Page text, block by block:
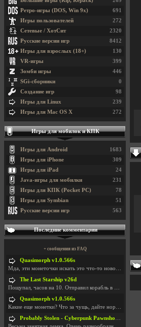
691
Ретро-игры (DOS, Win 9x)
272
Игры пользователей
2320
Сетевые / ХотСит
8412
Русские версии игр
130
Игры для взрослых (18+)
399
VR-игры
446
Зомби игры
0
SGi-сборники
98
Создание игр
239
Игры для Linux
272
Игры для Mac OS X
Игры для мобилок и КПК
1683
Игры для Android
309
Игры для iPhone
24
Игры для iPad
231
Java-игры для мобилки
78
Игры для КПК (Pocket PC)
51
Игры для Symbian
563
Русские версии игр
Последние комментарии
+ сообщения из FAQ
Quasimorph v1.0.566s
Мда, эти монеточки искать это что-то новое в сфере
The Last Starship v26d
Пощупал, часов на 10. Отправил корабль в другую Га
Quasimorph v1.0.566s
Какие еще монетки? Что за чущь, дайте нормально ск
Probably Stolen - Cyberpunk Pawnshop Simulator v048c [Playtest]